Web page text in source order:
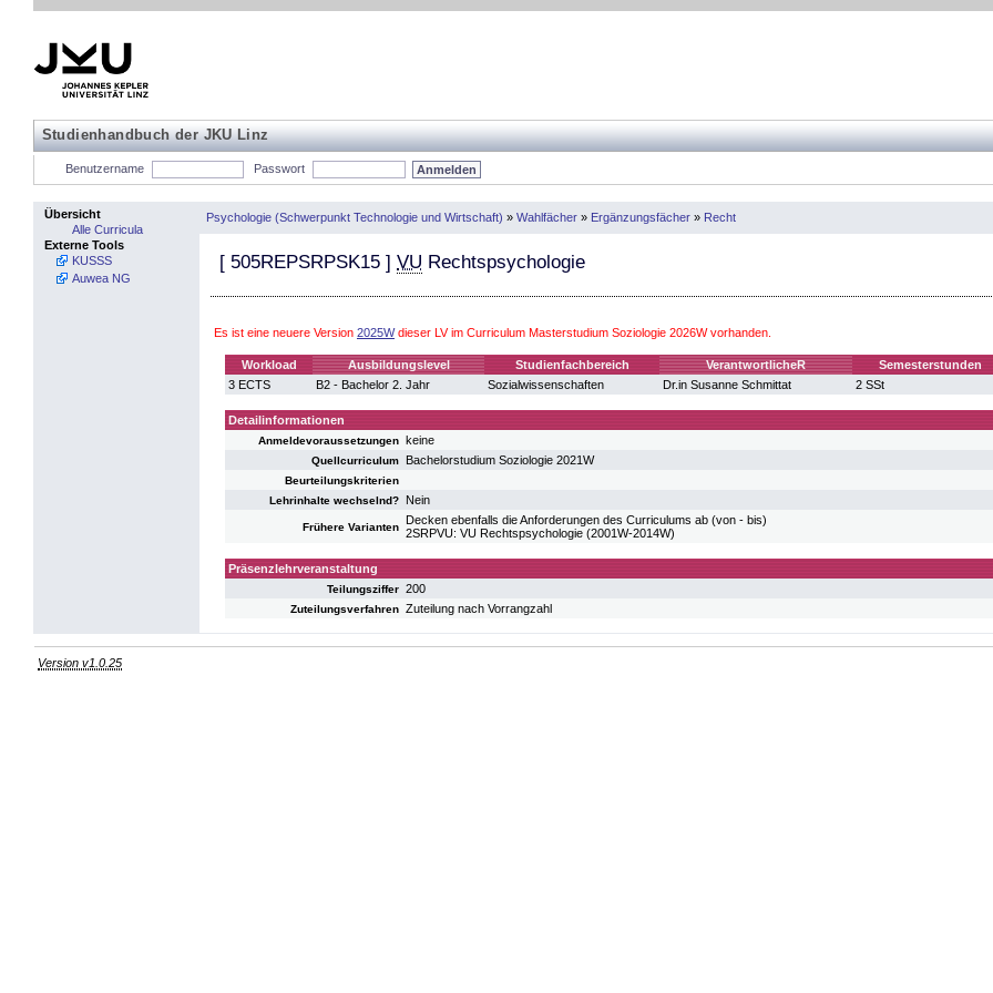
Studienhandbuch der JKU Linz
Benutzername Passwort
Übersicht
Alle Curricula
Externe Tools
KUSSS
Auwea NG
Psychologie (Schwerpunkt Technologie und Wirtschaft) » Wahlfächer » Ergänzungsfächer » Recht
[ 505REPSRPSK15 ] VU Rechtspsychologie
Es ist eine neuere Version 2025Wdieser LV im Curriculum Masterstudium Soziologie 2026W vorhanden.
Workload Ausbildungslevel Studienfachbereich VerantwortlicheR Semesterstunden
3 ECTS
B2 - Bachelor 2. Jahr Sozialwissenschaften Dr.in Susanne Schmittat 2 SSt
Detailinformationen
Anmeldevoraussetzungen keine
Quellcurriculum Bachelorstudium Soziologie 2021W
Beurteilungskriterien
Lehrinhalte wechselnd?
Nein
Frühere Varianten
Decken ebenfalls die Anforderungen des Curriculums ab (von - bis)
2SRPVU: VU Rechtspsychologie (2001W-2014W)
Präsenzlehrveranstaltung
Teilungsziffer 200
Zuteilungsverfahren Zuteilung nach Vorrangzahl
Version v1.0.25